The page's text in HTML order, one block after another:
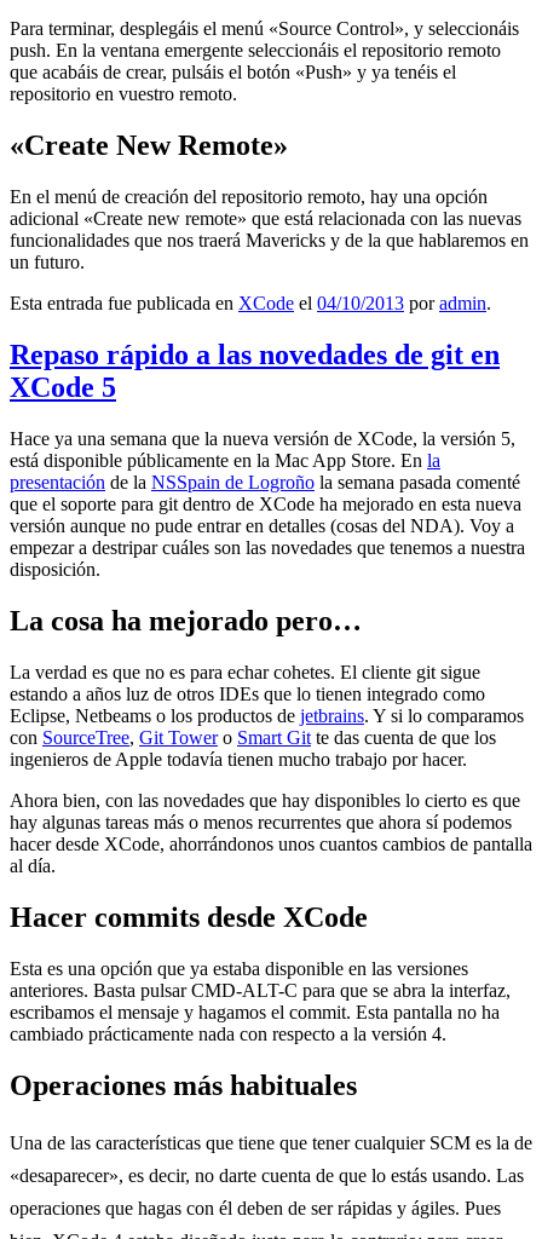
Para terminar, desplegáis el menú «Source Control», y seleccionáis
push. En la ventana emergente seleccionáis el repositorio remoto
que acabáis de crear, pulsáis el botón «Push» y ya tenéis el
repositorio en vuestro remoto.
«Create New Remote»
En el menú de creación del repositorio remoto, hay una opción
adicional «Create new remote» que está relacionada con las nuevas
funcionalidades que nos traerá Mavericks y de la que hablaremos en
un futuro.
Esta entrada fue publicada en XCode el 04/10/2013 poradmin.
Repaso rápido a las novedades de git en
XCode 5
Hace ya una semana que la nueva versión de XCode, la versión 5,
está disponible públicamente en la Mac App Store. En la
presentación de la NSSpain de Logroño la semana pasada comenté
que el soporte para git dentro de XCode ha mejorado en esta nueva
versión aunque no pude entrar en detalles (cosas del NDA). Voy a
empezar a destripar cuáles son las novedades que tenemos a nuestra
disposición.
La cosa ha mejorado pero…
La verdad es que no es para echar cohetes. El cliente git sigue
estando a años luz de otros IDEs que lo tienen integrado como
Eclipse, Netbeams o los productos de jetbrains. Y si lo comparamos
con SourceTree, Git Towero Smart Git te das cuenta de que los
ingenieros de Apple todavía tienen mucho trabajo por hacer.
Ahora bien, con las novedades que hay disponibles lo cierto es que
hay algunas tareas más o menos recurrentes que ahora sí podemos
hacer desde XCode, ahorrándonos unos cuantos cambios de pantalla
al día.
Hacer commits desde XCode
Esta es una opción que ya estaba disponible en las versiones
anteriores. Basta pulsar CMD-ALT-C para que se abra la interfaz,
escribamos el mensaje y hagamos el commit. Esta pantalla no ha
cambiado prácticamente nada con respecto a la versión 4.
Operaciones más habituales
Una de las características que tiene que tener cualquier SCM es la de
«desaparecer», es decir, no darte cuenta de que lo estás usando. Las
operaciones que hagas con él deben de ser rápidas y ágiles. Pues